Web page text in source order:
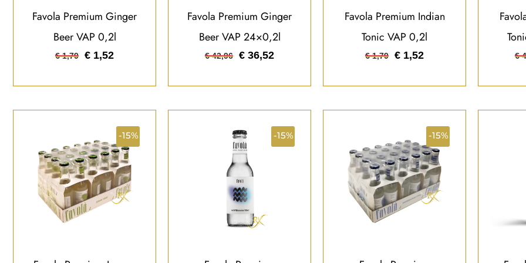
Favola Premium Ginger
Beer VAP 0,2l
€1,79 € 1,52
Favola Premium Ginger
Beer VAP 24×0,2l
€42,96 € 36,52
Favola Premium Indian
Tonic VAP 0,2l
€1,79 € 1,52 €
-15% -15% -15%